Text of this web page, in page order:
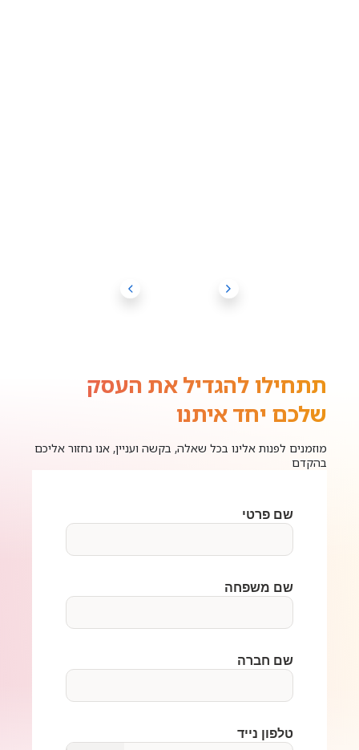
תתחילו להגדיל את העסק
שלכם יחד איתנו
מוזמנים לפנות אלינו בכל שאלה, בקשה ועניין, אנו נחזור אליכם
בהקדם